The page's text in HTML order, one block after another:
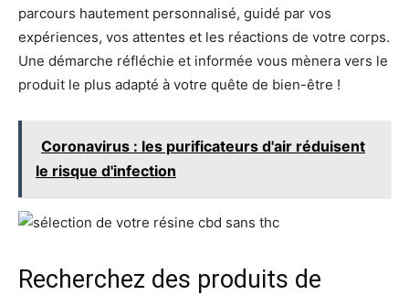
parcours hautement personnalisé, guidé par vos
expériences, vos attentes et les réactions de votre corps.
Une démarche réfléchie et informée vous mènera vers le
produit le plus adapté à votre quête de bien-être !
Coronavirus : les purificateurs d'air réduisent
le risque d'infection
Recherchez des produits de